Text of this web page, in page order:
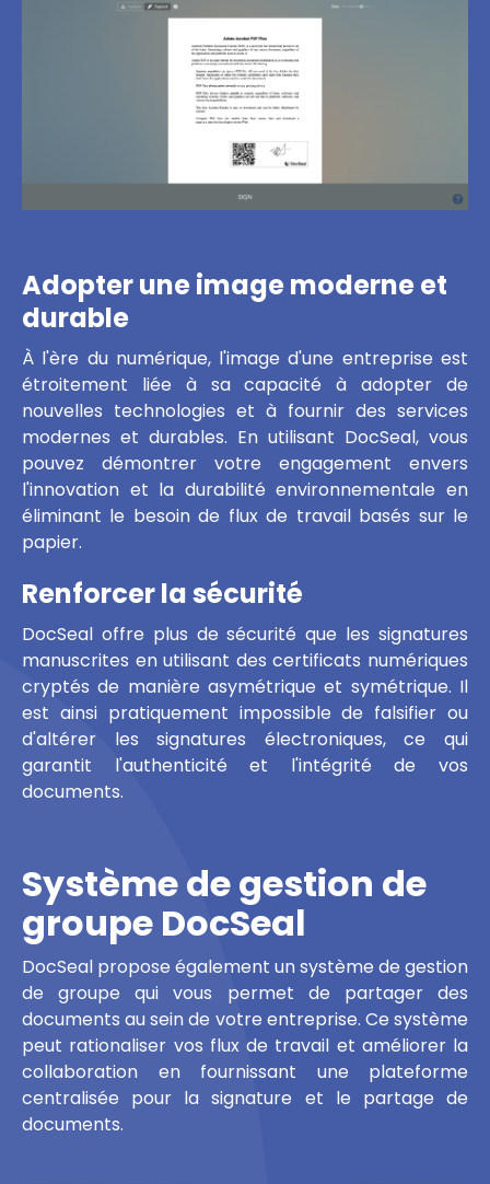
Adopter une image moderne et
durable
À l'ère du numérique, l'image d'une entreprise est
étroitement liée à sa capacité à adopter de
nouvelles technologies et à fournir des services
modernes et durables. En utilisant DocSeal, vous
pouvez démontrer votre engagement envers
l'innovation et la durabilité environnementale en
éliminant le besoin de flux de travail basés sur le
papier.
Renforcer la sécurité
DocSeal offre plus de sécurité que les signatures
manuscrites en utilisant des certificats numériques
cryptés de manière asymétrique et symétrique. Il
est ainsi pratiquement impossible de falsifier ou
d'altérer les signatures électroniques, ce qui
garantit l'authenticité et l'intégrité de vos
documents.
Système de gestion de
groupe DocSeal
DocSeal propose également un système de gestion
de groupe qui vous permet de partager des
documents au sein de votre entreprise. Ce système
peut rationaliser vos flux de travail et améliorer la
collaboration en fournissant une plateforme
centralisée pour la signature et le partage de
documents.